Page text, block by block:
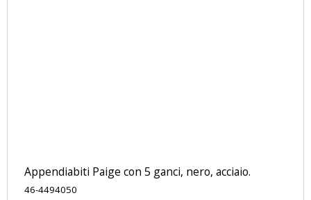
Appendiabiti Paige con 5 ganci, nero, acciaio.
46-4494050